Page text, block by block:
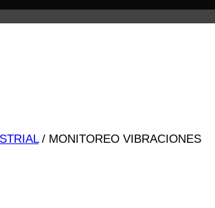
/ MONITOREO VIBRACIONES